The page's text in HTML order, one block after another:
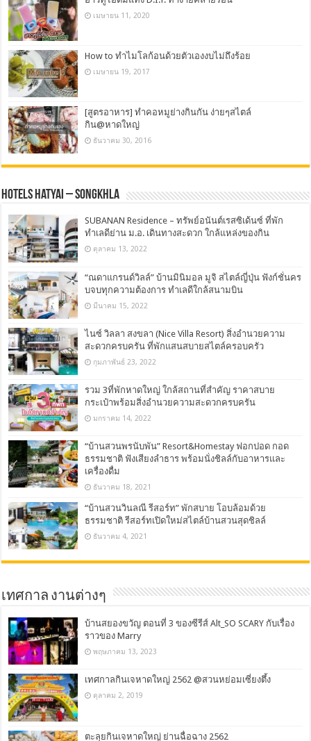
เมษายน 11, 2020
How to ทำไมโลก้อนด้วยตัวเองงบไม่ถึงร้อย
เมษายน 19, 2017
[สูตรอาหาร] ทำคอหมูย่างกินกัน ง่ายๆสไตล์
กิน@หาดใหญ่
ธันวาคม 30, 2016
Hotels Hatyai – Songkhla
SUBANAN Residence – ทรัพย์อนันต์เรสซิเด้นซ์ ที่พัก
ทำเลดีย่าน ม.อ. เดินทางสะดวก ใกล้แหล่งของกิน
ตุลาคม 13, 2022
“ณดาแกรนด์วิลล์” บ้านมินิมอล มูจิ สไตล์ญี่ปุ่น ฟังก์ชั่นคร
บจบทุกความต้องการ ทำเลดีใกล้สนามบิน
มีนาคม 15, 2022
ไนซ์ วิลลา สงขลา (Nice Villa Resort) สิ่งอำนวยความ
สะดวกครบครัน ที่พักแสนสบายสไตล์ครอบครัว
กุมภาพันธ์ 23, 2022
รวม 3ที่พักหาดใหญ่ ใกล้สถานที่สำคัญ ราคาสบาย
กระเป๋าพร้อมสิ่งอำนวยความสะดวกครบครัน
มกราคม 14, 2022
“บ้านสวนพรนับพัน” Resort&Homestay ฟอกปอด กอด
ธรรมชาติ ฟังเสียงลำธาร พร้อมนั่งชิลล์กับอาหารและ
เครื่องดื่ม
ธันวาคม 18, 2021
“บ้านสวนวินลณี รีสอร์ท” พักสบาย โอบล้อมด้วย
ธรรมชาติ รีสอร์ทเปิดใหม่สไตล์บ้านสวนสุดชิลล์
ธันวาคม 4, 2021
เทศกาล งานต่างๆ
บ้านสยองขวัญ ตอนที่ 3 ของซีรีส์ Alt_SO SCARY กับเรื่อง
ราวของ Marry
พฤษภาคม 13, 2023
เทศกาลกินเจหาดใหญ่ 2562 @สวนหย่อมเซี่ยงตึ้ง
ตุลาคม 2, 2019
ตะลุยกินเจหาดใหญ่ ย่านฉื่อฉาง 2562